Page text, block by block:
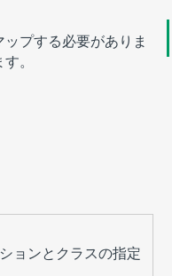
プする必要がありま
。
ョンとクラスの指定